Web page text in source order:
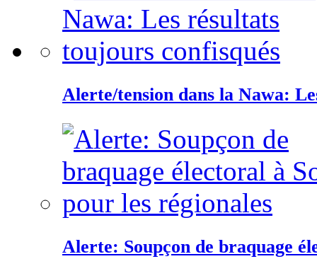
Alerte/tension dans la Nawa:
Alerte: Soupçon de braquage